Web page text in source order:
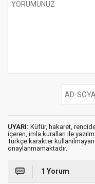
UYARI: Küfür, hakaret,
içeren, imla kuralları ile
Türkçe karakter
onaylanmamaktadır.
1 Yorum